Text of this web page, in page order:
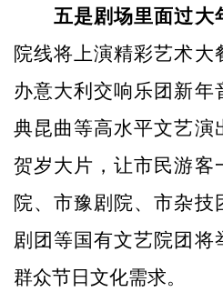
五是剧场里面过大
院线将上演精彩艺术大
办意大利交响乐团新年
典昆曲等高水平文艺演
贺岁大片，让市民游客
院、市豫剧院、市杂技
剧团等国有文艺院团将
群众节日文化需求。